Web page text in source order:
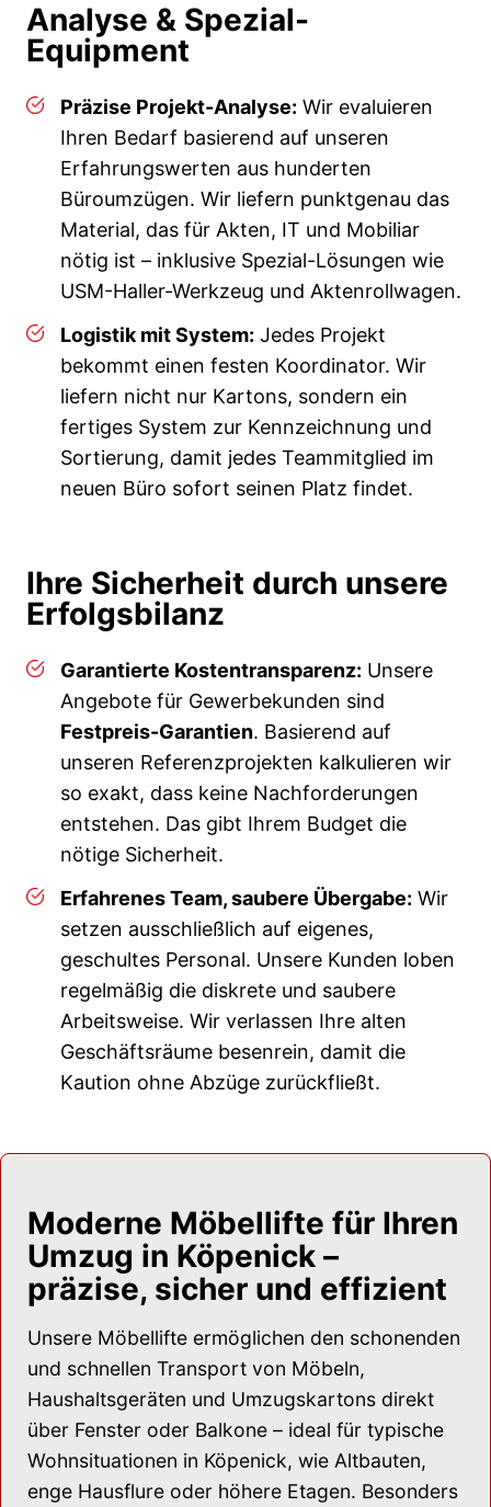
Analyse & Spezial-
Equipment
Präzise Projekt-Analyse: Wir evaluieren
Ihren Bedarf basierend auf unseren
Erfahrungswerten aus hunderten
Büroumzügen. Wir liefern punktgenau das
Material, das für Akten, IT und Mobiliar
nötig ist – inklusive Spezial-Lösungen wie
USM-Haller-Werkzeug und Aktenrollwagen.
Logistik mit System: Jedes Projekt
bekommt einen festen Koordinator. Wir
liefern nicht nur Kartons, sondern ein
fertiges System zur Kennzeichnung und
Sortierung, damit jedes Teammitglied im
neuen Büro sofort seinen Platz findet.
Ihre Sicherheit durch unsere
Erfolgsbilanz
Garantierte Kostentransparenz: Unsere
Angebote für Gewerbekunden sind
Festpreis-Garantien. Basierend auf
unseren Referenzprojekten kalkulieren wir
so exakt, dass keine Nachforderungen
entstehen. Das gibt Ihrem Budget die
nötige Sicherheit.
Erfahrenes Team, saubere Übergabe: Wir
setzen ausschließlich auf eigenes,
geschultes Personal. Unsere Kunden loben
regelmäßig die diskrete und saubere
Arbeitsweise. Wir verlassen Ihre alten
Geschäftsräume besenrein, damit die
Kaution ohne Abzüge zurückfließt.
Moderne Möbellifte für Ihren
Umzug in Köpenick –
präzise, sicher und effizient
Unsere Möbellifte ermöglichen den schonenden
und schnellen Transport von Möbeln,
Haushaltsgeräten und Umzugskartons direkt
über Fenster oder Balkone – ideal für typische
Wohnsituationen in Köpenick, wie Altbauten,
enge Hausflure oder höhere Etagen. Besonders